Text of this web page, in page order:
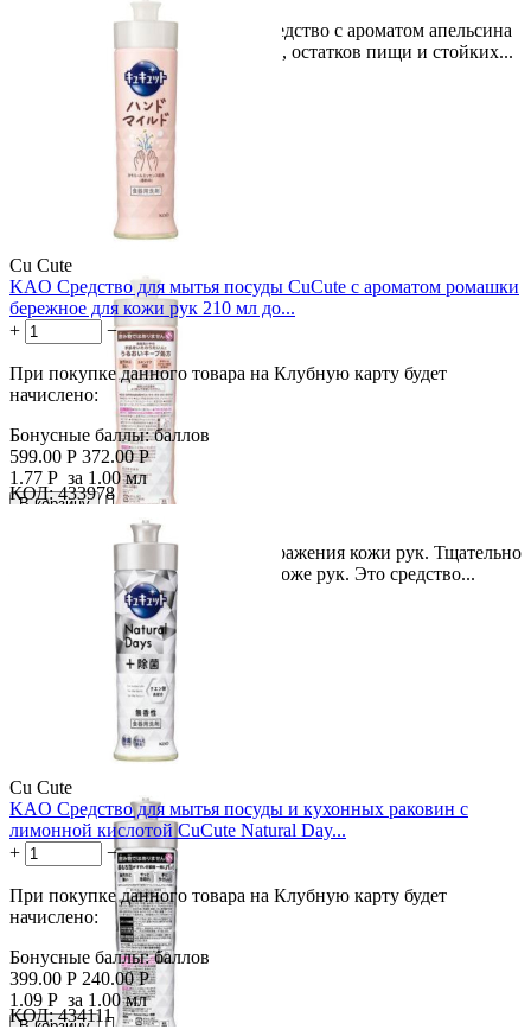
Описание Дезинфицирующее средство с ароматом апельсина
для эффективного удаления жира, остатков пищи и стойких...
Cu Cute
KAO Средство для мытья посуды CuCute с ароматом ромашки
бережное для кожи рук 210 мл до...
+
−
При покупке данного товара на Клубную карту будет
начислено:
Бонусные баллы: баллов
599.00 Р 372.00 Р
1.77 Р за 1.00 мл
В корзину

Легко моется и не вызывает раздражения кожи рук. Тщательно
очищает и бережно относится к коже рук. Это средство...
КОД: 433978
Cu Cute
KAO Средство для мытья посуды и кухонных раковин с
лимонной кислотой CuCute Natural Day...
+
−
При покупке данного товара на Клубную карту будет
начислено:
Бонусные баллы: баллов
399.00 Р 240.00 Р
1.09 Р за 1.00 мл
В корзину

КОД: 434111